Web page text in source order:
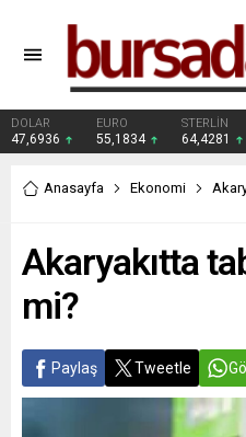
DOLAR
47,6936
EURO
55,1834
STERLİN
64,4281
Anasayfa Ekonomi
Akaryakıtta
mi?
Paylaş Tweetle